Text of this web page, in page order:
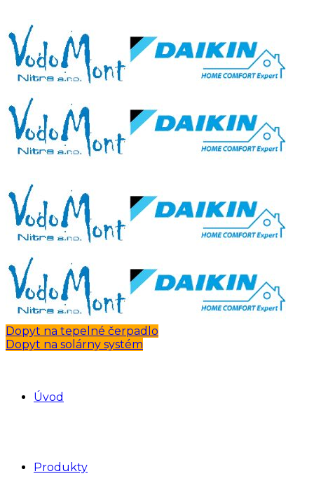
Dopyt na tepelné čerpadlo
Dopyt na solárny systém
Úvod
Produkty